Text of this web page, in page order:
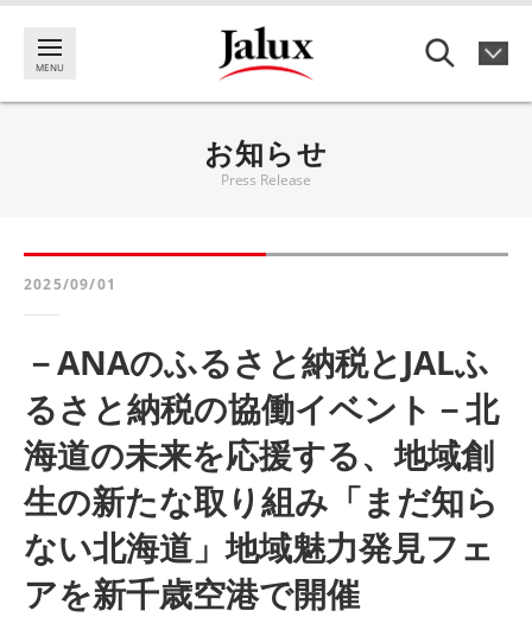
お知らせ
Press Release
2025/09/01
－ANAのふるさと納税とJALふ
るさと納税の協働イベント－北
海道の未来を応援する、地域創
生の新たな取り組み「まだ知ら
ない北海道」地域魅力発見フェ
アを新千歳空港で開催